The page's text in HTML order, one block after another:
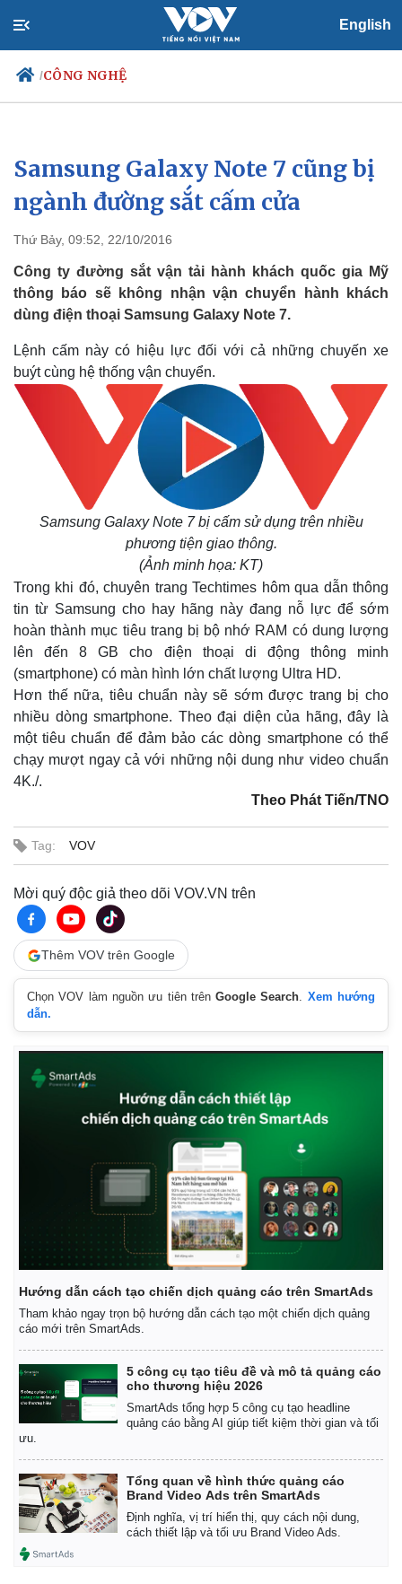
English
/CÔNG NGHỆ
Chính trị
Đảng
Tổ chức nhân sự
Nhận diện sự thật
Xã hội
Tin 24h
Dự báo thời tiết
Việc làm
Biển đảo
Quan sát
Cuộc sống đó đây
Hồ sơ
Video
E-Magazine
Samsung Galaxy Note 7 cũng bị
ngành đường sắt cấm cửa
Thứ Bảy, 09:52, 22/10/2016
Công ty đường sắt vận tải hành khách quốc gia Mỹ
thông báo sẽ không nhận vận chuyển hành khách
dùng điện thoại Samsung Galaxy Note 7.
Lệnh cấm này có hiệu lực đối với cả những chuyến xe
buýt cùng hệ thống vận chuyển.
Samsung Galaxy Note 7 bị cấm sử dụng trên nhiều
phương tiện giao thông.
(Ảnh minh họa: KT)
Trong khi đó, chuyên trang Techtimes hôm qua dẫn thông
tin từ Samsung cho hay hãng này đang nỗ lực để sớm
hoàn thành mục tiêu trang bị bộ nhớ RAM có dung lượng
lên đến 8 GB cho điện thoại di động thông minh
(smartphone) có màn hình lớn chất lượng Ultra HD.
Hơn thế nữa, tiêu chuẩn này sẽ sớm được trang bị cho
nhiều dòng smartphone. Theo đại diện của hãng, đây là
một tiêu chuẩn để đảm bảo các dòng smartphone có thể
chạy mượt ngay cả với những nội dung như video chuẩn
4K./.
Theo Phát Tiến/TNO
Tag: VOV
Mời quý độc giả theo dõi VOV.VN trên
Thêm VOV trên Google
Chọn VOV làm nguồn ưu tiên trênGoogle Search. Xem hướng
dẫn.
Hướng dẫn cách tạo chiến dịch quảng cáo trên SmartAds
Tham khảo ngay trọn bộ hướng dẫn cách tạo một chiến dịch quảng
cáo mới trên SmartAds.
5 công cụ tạo tiêu đề và mô tả quảng cáo
cho thương hiệu 2026
SmartAds tổng hợp 5 công cụ tạo headline
quảng cáo bằng AI giúp tiết kiệm thời gian và tối
ưu.
Tổng quan về hình thức quảng cáo
Brand Video Ads trên SmartAds
Định nghĩa, vị trí hiển thị, quy cách nội dung,
cách thiết lập và tối ưu Brand Video Ads.